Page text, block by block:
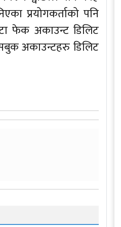
प्रयोगकर्ताको पनि
फेक अकाउन्ट डिलिट
अकाउन्टहरु डिलिट